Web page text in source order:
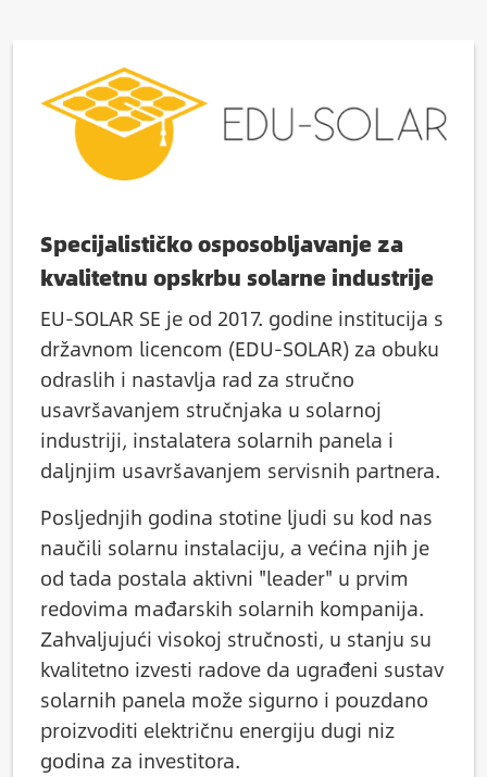
Slika
Specijalističko osposobljavanje za
kvalitetnu opskrbu solarne industrije
EU-SOLAR SE je od 2017. godine institucija s
državnom licencom (EDU-SOLAR) za obuku
odraslih i nastavlja rad za stručno
usavršavanjem stručnjaka u solarnoj
industriji, instalatera solarnih panela i
daljnjim usavršavanjem servisnih partnera.
Posljednjih godina stotine ljudi su kod nas
naučili solarnu instalaciju, a većina njih je
od tada postala aktivni "leader" u prvim
redovima mađarskih solarnih kompanija.
Zahvaljujući visokoj stručnosti, u stanju su
kvalitetno izvesti radove da ugrađeni sustav
solarnih panela može sigurno i pouzdano
proizvoditi električnu energiju dugi niz
godina za investitora.